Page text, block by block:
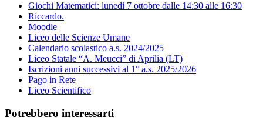
Giochi Matematici: lunedì 7 ottobre dalle 14:30 alle 16:30
Riccardo.
Moodle
Liceo delle Scienze Umane
Calendario scolastico a.s. 2024/2025
Liceo Statale “A. Meucci” di Aprilia (LT)
Iscrizioni anni successivi al 1° a.s. 2025/2026
Pago in Rete
Liceo Scientifico
Potrebbero interessarti